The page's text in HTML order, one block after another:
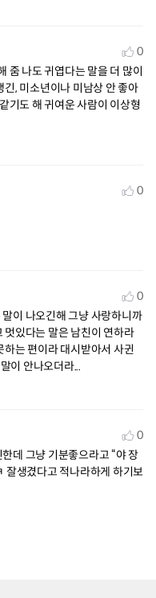
0
줌 나도 귀엽다는 말을 더 많이
, 미소년이나 미남상 안 좋아
기도 해 귀여운 사람이 이상형
0
0
이 나오긴해 그냥 사랑하니까
멋있다는 말은 남친이 연하라
는 편이라 대시받아서 사귄
이 안나오더라...
0
데 그냥 기분좋으라고 “야 장
잘생겼다고 적나라하게 하기보